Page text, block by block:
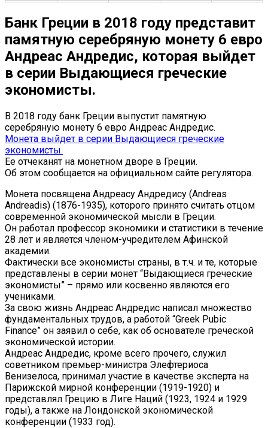
Банк Греции в 2018 году представит
памятную серебряную монету 6 евро
Андреас Андредис, которая выйдет
в серии Выдающиеся греческие
экономисты.
В 2018 году банк Греции выпустит памятную
серебряную монету 6 евро Андреас Андредис.
Монета выйдет в серии Выдающиеся греческие
экономисты.
Ее отчеканят на монетном дворе в Греции.
Об этом сообщается на официальном сайте регулятора.
Монета посвящена Андреасу Андредису (Andreas
Andreadis) (1876-1935), которого принято считать отцом
современной экономической мысли в Греции.
Он работал профессор экономики и статистики в течение
28 лет и является членом-учредителем Афинской
академии.
Фактически все экономисты страны, в т.ч. и те, которые
представлены в серии монет “Выдающиеся греческие
экономисты” – прямо или косвенно являются его
учениками.
За свою жизнь Андреас Андредис написал множество
фундаментальных трудов, а работой “Greek Pubic
Finance” он заявил о себе, как об основателе греческой
экономической истории.
Андреас Андредис, кроме всего прочего, служил
советником премьер-министра Элефтериоса
Венизелоса, принимал участие в качестве эксперта на
Парижской мирной конференции (1919-1920) и
представлял Грецию в Лиге Наций (1923, 1924 и 1929
годы), а также на Лондонской экономической
конференции (1933 год).